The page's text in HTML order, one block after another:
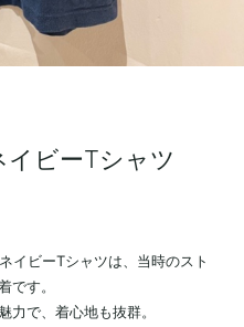
ビーTシャツ
イビーTシャツは、当時のスト
です。
力で、着心地も抜群。